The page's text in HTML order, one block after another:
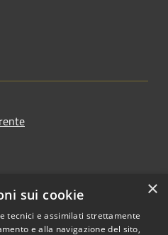
×
sui cookie
tecnici e assimilati strettamente
e alla navigazione del sito,